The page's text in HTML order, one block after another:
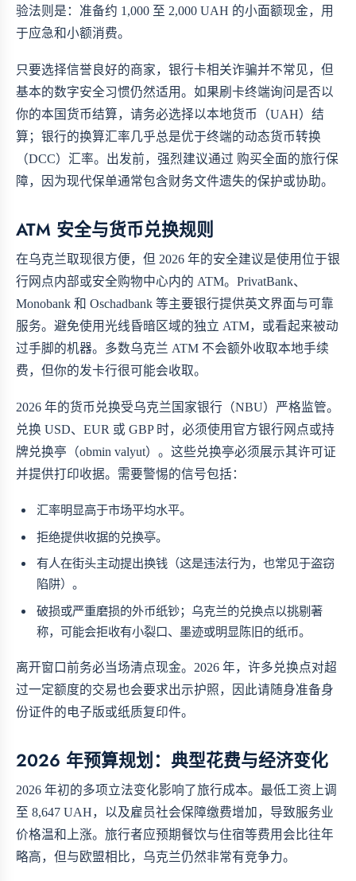
验法则是：准备约 1,000 至 2,000 UAH 的小面额现金，用
于应急和小额消费。
只要选择信誉良好的商家，银行卡相关诈骗并不常见，但
基本的数字安全习惯仍然适用。如果刷卡终端询问是否以
你的本国货币结算，请务必选择以本地货币（UAH）结
算；银行的换算汇率几乎总是优于终端的动态货币转换
（DCC）汇率。出发前，强烈建议通过 购买全面的旅行保
障，因为现代保单通常包含财务文件遗失的保护或协助。
ATM 安全与货币兑换规则
在乌克兰取现很方便，但 2026 年的安全建议是使用位于银
行网点内部或安全购物中心内的 ATM。PrivatBank、
Monobank 和 Oschadbank 等主要银行提供英文界面与可靠
服务。避免使用光线昏暗区域的独立 ATM，或看起来被动
过手脚的机器。多数乌克兰 ATM 不会额外收取本地手续
费，但你的发卡行很可能会收取。
2026 年的货币兑换受乌克兰国家银行（NBU）严格监管。
兑换 USD、EUR 或 GBP 时，必须使用官方银行网点或持
牌兑换亭（obmin valyut）。这些兑换亭必须展示其许可证
并提供打印收据。需要警惕的信号包括：
汇率明显高于市场平均水平。
拒绝提供收据的兑换亭。
有人在街头主动提出换钱（这是违法行为，也常见于盗窃
陷阱）。
破损或严重磨损的外币纸钞；乌克兰的兑换点以挑剔著
称，可能会拒收有小裂口、墨迹或明显陈旧的纸币。
离开窗口前务必当场清点现金。2026 年，许多兑换点对超
过一定额度的交易也会要求出示护照，因此请随身准备身
份证件的电子版或纸质复印件。
2026 年预算规划：典型花费与经济变化
2026 年初的多项立法变化影响了旅行成本。最低工资上调
至 8,647 UAH，以及雇员社会保障缴费增加，导致服务业
价格温和上涨。旅行者应预期餐饮与住宿等费用会比往年
略高，但与欧盟相比，乌克兰仍然非常有竞争力。